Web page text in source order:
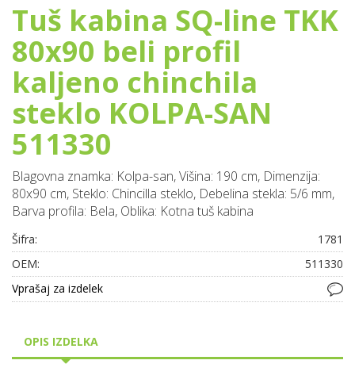
Tuš kabina SQ-line TKK
80x90 beli profil
kaljeno chinchila
steklo KOLPA-SAN
511330
Blagovna znamka: Kolpa-san, Višina: 190 cm, Dimenzija:
80x90 cm, Steklo: Chincilla steklo, Debelina stekla: 5/6 mm,
Barva profila: Bela, Oblika: Kotna tuš kabina
Šifra:
1781
OEM:
511330
Vprašaj za izdelek
OPIS IZDELKA